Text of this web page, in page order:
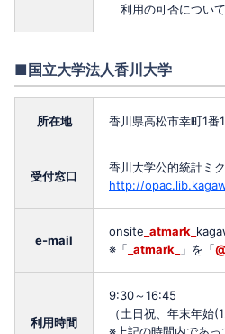
利用の可否につい
■国立大学法人香川大学
所在地 香川県高松市幸町1番
受付窓口
香川大学公的統計ミ
http://
e-mail
onsite _atmark_
※「 _atmark_ 」を「
利用時間
9:30～16:45
（土日祝、年末年